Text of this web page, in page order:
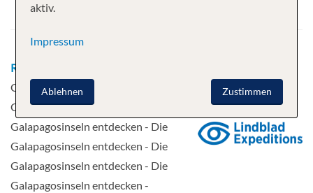
Route
Galapagosinseln entdecken - Die
Galapagosinseln entdecken - Die
Galapagosinseln entdecken - Die
Galapagosinseln entdecken - Die
Galapagosinseln entdecken - Die
Galapagosinseln entdecken -
aktiv.
Impressum
Zustimmen
Ablehnen